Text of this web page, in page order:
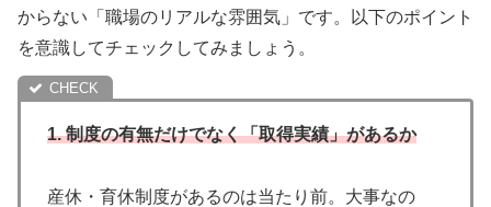
からない「職場のリアルな雰囲気」です。以下のポイント
を意識してチェックしてみましょう。
1. 制度の有無だけでなく「取得実績」があるか
産休・育休制度があるのは当たり前。大事なの